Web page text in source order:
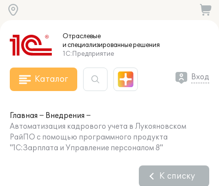
Отраслевые
и специализированныерешения
1С:Предприятие
Каталог Вход
Главная
Внедрения
Автоматизация кадрового учета в Лукояновском
РайПО с помощью программного продукта
"1С:Зарплата и Управление персоналом 8"
К списку